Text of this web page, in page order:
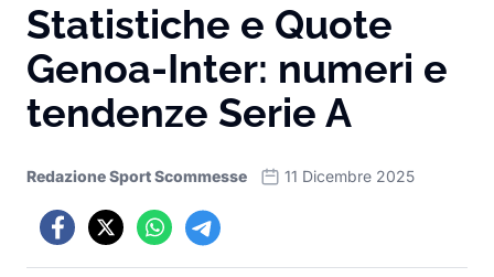
Statistiche e Quote
Genoa-Inter: numeri e
tendenze Serie A
Redazione Sport Scommesse 11 Dicembre 2025